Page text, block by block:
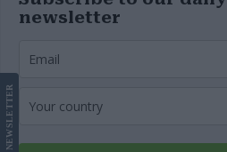
newsletter
NEWS
LETTER